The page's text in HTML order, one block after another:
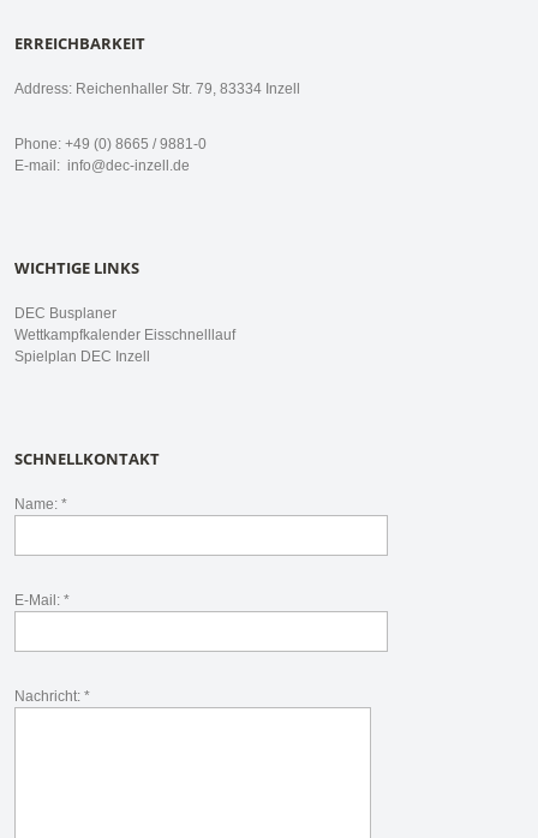
ERREICHBARKEIT
Address: Reichenhaller Str. 79, 83334 Inzell
Phone: +49 (0) 8665 / 9881-0
E-mail: info@dec-inzell.de
WICHTIGE LINKS
DEC Busplaner
Wettkampfkalender Eisschnelllauf
Spielplan DEC Inzell
SCHNELLKONTAKT
Name: *
E-Mail: *
Nachricht: *